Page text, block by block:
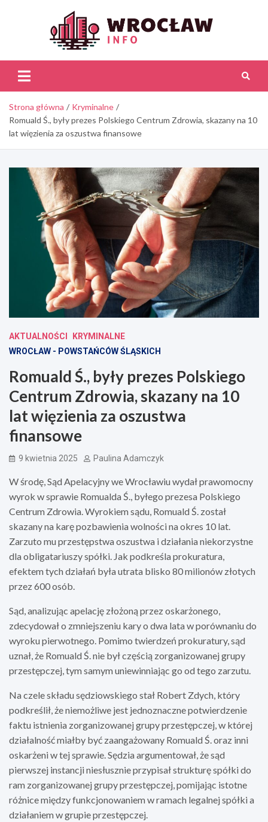
Strona główna
Kryminalne
Romuald Ś., były prezes Polskiego Centrum Zdrowia, skazany na 10
lat więzienia za oszustwa finansowe
AKTUALNOŚCI
KRYMINALNE
WROCŁAW - POWSTAŃCÓW ŚLĄSKICH
Romuald Ś., były prezes Polskiego
Centrum Zdrowia, skazany na 10
lat więzienia za oszustwa
finansowe
9 kwietnia 2025 Paulina Adamczyk
W środę, Sąd Apelacyjny we Wrocławiu wydał prawomocny
wyrok w sprawie Romualda Ś., byłego prezesa Polskiego
Centrum Zdrowia. Wyrokiem sądu, Romuald Ś. został
skazany na karę pozbawienia wolności na okres 10 lat.
Zarzuto mu przestępstwa oszustwa i działania niekorzystne
dla obligatariuszy spółki. Jak podkreśla prokuratura,
efektem tych działań była utrata blisko 80 milionów złotych
przez 600 osób.
Sąd, analizując apelację złożoną przez oskarżonego,
zdecydował o zmniejszeniu kary o dwa lata w porównaniu do
wyroku pierwotnego. Pomimo twierdzeń prokuratury, sąd
uznał, że Romuald Ś. nie był częścią zorganizowanej grupy
przestępczej, tym samym uniewinniając go od tego zarzutu.
Na czele składu sędziowskiego stał Robert Zdych, który
podkreślił, że niemożliwe jest jednoznaczne potwierdzenie
faktu istnienia zorganizowanej grupy przestępczej, w której
działalność miałby być zaangażowany Romuald Ś. oraz inni
oskarżeni w tej sprawie. Sędzia argumentował, że sąd
pierwszej instancji niesłusznie przypisał strukturę spółki do
ram zorganizowanej grupy przestępczej, pomijając istotne
różnice między funkcjonowaniem w ramach legalnej spółki a
działaniem w grupie przestępczej.